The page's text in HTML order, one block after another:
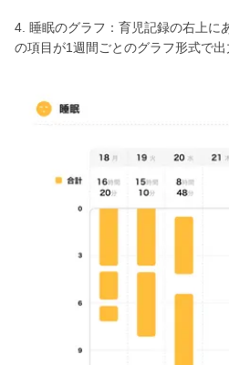
4. 睡眠のグラフ：育児記録の右上に
の項目が1週間ごとのグラフ形式で出